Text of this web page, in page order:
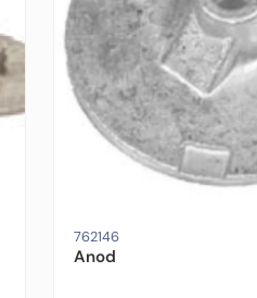
762146
Anod